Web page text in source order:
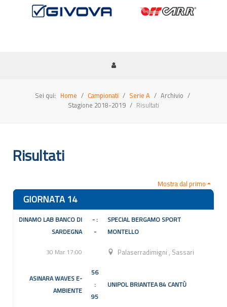
Sei qui: Home Campionati Serie A
Archivio
Stagione 2018-2019
Risultati
Risultati
Mostra dal primo
GIORNATA 14
DINAMO LAB BANCO DI
SARDEGNA
- :
-
SPECIAL BERGAMO SPORT
MONTELLO
30 Mar 17:00 Palaserradimigni, Sassari
ASINARA WAVES E-
AMBIENTE
56
:
95
UNIPOL BRIANTEA 84 CANTÙ